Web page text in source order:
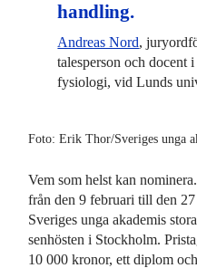
handling.
Andreas Nord,
talesperson och
fysiologi, vid Lunds
Foto: Erik Thor/Sveriges unga
Vem som helst kan
från den 9 februari till den
Sveriges unga akademis
senhösten i Stockholm.
10 000 kronor, ett diplom